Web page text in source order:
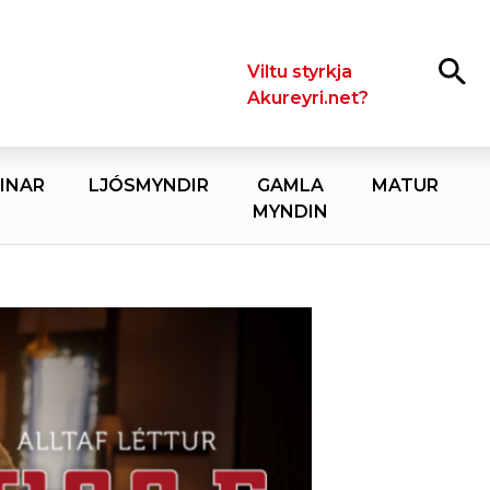
LeitaViltu styrkja
Akureyri.net?
LJÓSMYNDIR
GAMLA
MYNDIN
MATUR